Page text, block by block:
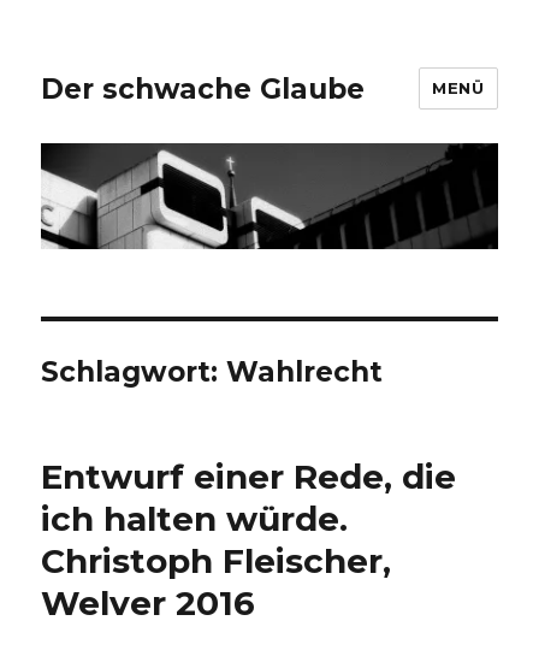
Der schwache Glaube MENÜ
Schlagwort:Wahlrecht
Entwurf einer Rede, die
ich halten würde.
Christoph Fleischer,
Welver 2016